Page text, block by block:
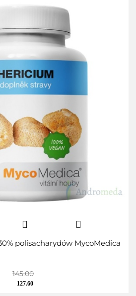
polisacharydów MycoMedica
145.00
127.60